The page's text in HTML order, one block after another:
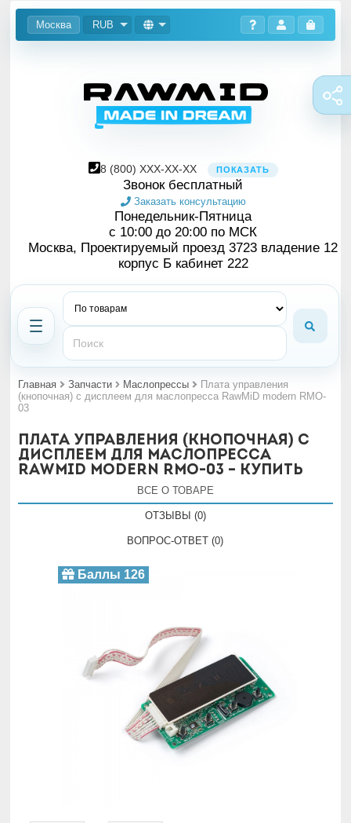
Москва RUB
8 (800) XXX-XX-XX ПОКАЗАТЬ
Звонок бесплатный
Заказать консультацию
Понедельник-Пятница
с 10:00 до 20:00 по МСК
Москва, Проектируемый проезд 3723 владение 12
корпус Б кабинет 222
Главная Запчасти Маслопрессы
Плата управления
(кнопочная) с дисплеем для маслопресса RawMiD modern RMO-
03
Плата управления (кнопочная) с
дисплеем для маслопресса
RawMiD modern RMO-03 – Купить
ВСЕ О ТОВАРЕ
ОТЗЫВЫ (0)
ВОПРОС-ОТВЕТ (0)
Баллы 126